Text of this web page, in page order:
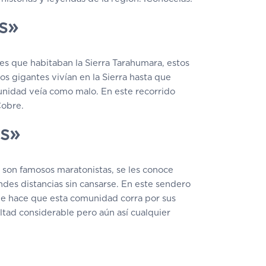
que habitaban la Sierra Tarahumara, estos
gigantes vivían en la Sierra hasta que
veía como malo. En este recorrido
famosos maratonistas, se les conoce
distancias sin cansarse. En este sendero
hace que esta comunidad corra por sus
considerable pero aún así cualquier